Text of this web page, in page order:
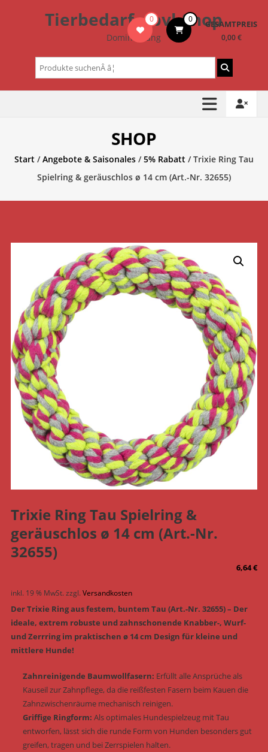
Tierbedarf – bvl-Shop
Dominik Lang
0 0 GESAMTPREIS
0,00 €
Suchen
nach:
SHOP
Start/Angebote & Saisonales/5% Rabatt/ Trixie Ring Tau
Spielring & geräuschlos ø 14 cm (Art.-Nr. 32655)
Trixie Ring Tau Spielring &
geräuschlos ø 14 cm (Art.-Nr.
32655)
6,64€
inkl. 19 % MwSt. zzgl. Versandkosten
Der Trixie Ring aus festem, buntem Tau (Art.-Nr. 32655) – Der
ideale, extrem robuste und zahnschonende Knabber-, Wurf-
und Zerrring im praktischen ø 14 cm Design für kleine und
mittlere Hunde!
Zahnreinigende Baumwollfasern: Erfüllt alle Ansprüche als
Kauseil zur Zahnpflege, da die reißfesten Fasern beim Kauen die
Zahnzwischenräume mechanisch reinigen.
Griffige Ringform: Als optimales Hundespielzeug mit Tau
entworfen, lässt sich die runde Form von Hunden besonders gut
greifen, tragen und bei Zerrspielen halten.